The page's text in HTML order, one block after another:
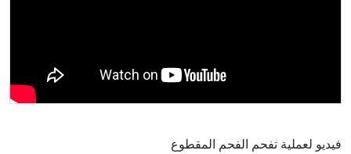
فيديو لعملية تفحم الفحم المقطوع